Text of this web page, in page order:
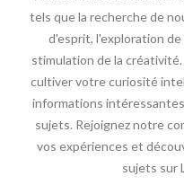
tels que la recherche de
d'esprit, l'exploration
stimulation de la
cultiver votre curiosité
informations
sujets. Rejoignez notre
vos expériences et
sujets sur